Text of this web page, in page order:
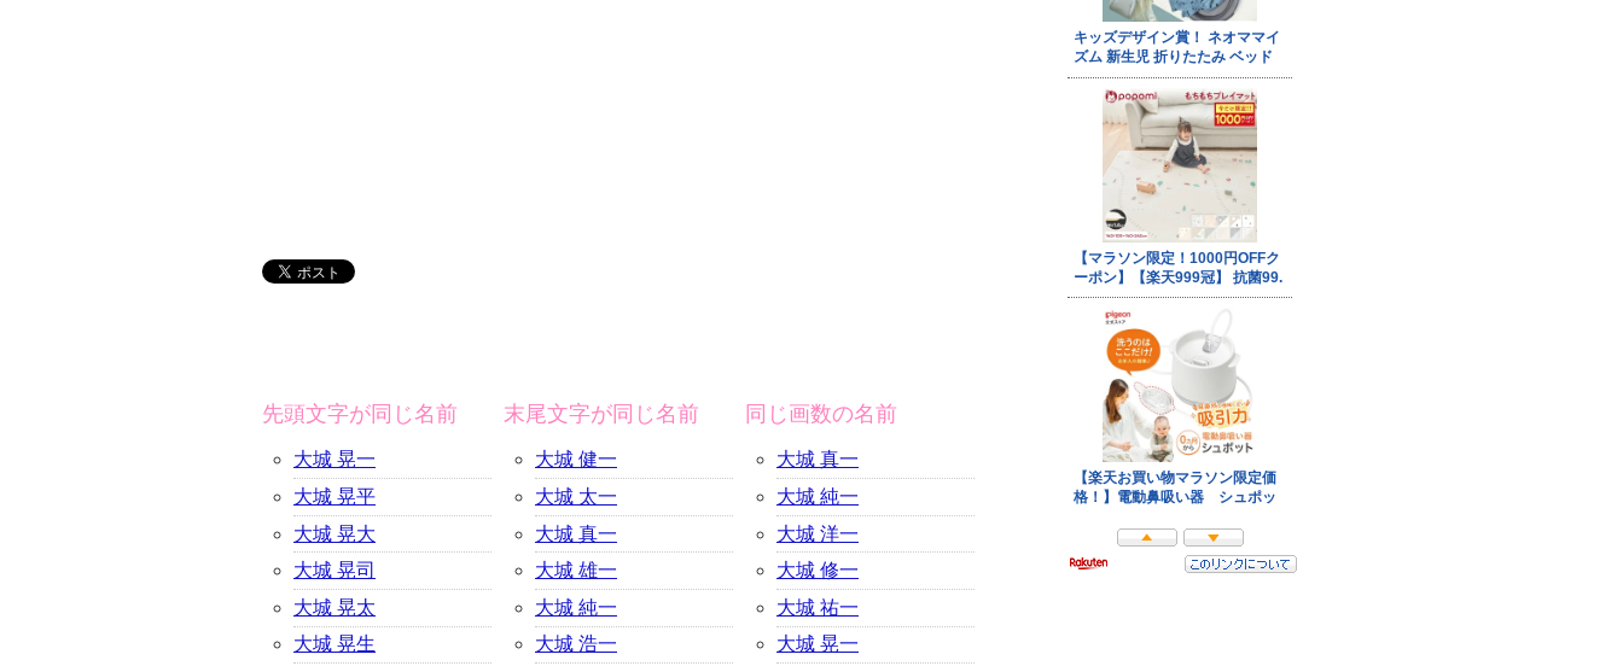
先頭文字が同じ名前
大城 晃一
大城 晃平
大城 晃大
大城 晃司
大城 晃太
大城 晃生
末尾文字が同じ名前
大城 健一
大城 太一
大城 真一
大城 雄一
大城 純一
大城 浩一
同じ画数の名前
大城 真一
大城 純一
大城 洋一
大城 修一
大城 祐一
大城 晃一